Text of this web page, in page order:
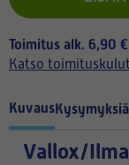
Toimitus alk. 6,90 €
Katso toimituskulut
Kuvaus
Vallox/